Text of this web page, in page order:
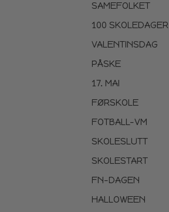
SAMEFOLKET
100 SKOLEDAGER
VALENTINSDAG
PÅSKE
17. MAI
FØRSKOLE
FOTBALL-VM
SKOLESLUTT
SKOLESTART
FN-DAGEN
HALLOWEEN